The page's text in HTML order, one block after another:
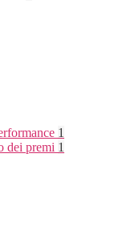
1
dei premi 1